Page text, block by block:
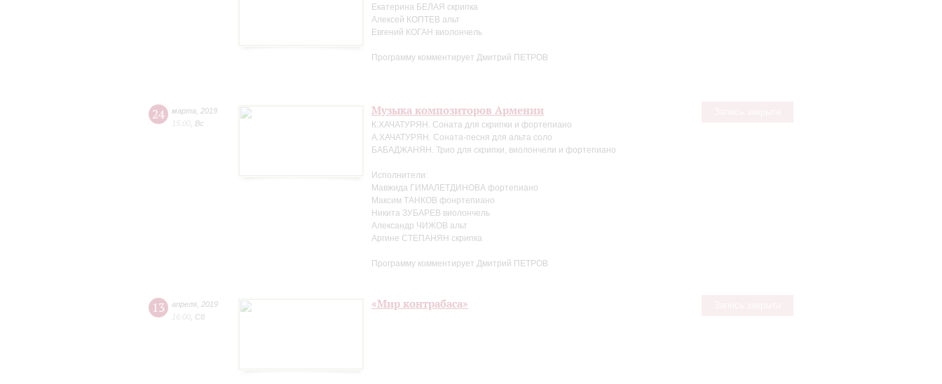
Екатерина БЕЛАЯ скрипка
Алексей КОПТЕВ альт
Евгений КОГАН виолончель
Программу комментирует Дмитрий ПЕТРОВ
24 марта
2019
15:00 Вс
Музыка композиторов Армении
К.ХАЧАТУРЯН. Соната для скрипки и фортепиано
А.ХАЧАТУРЯН. Соната-песня для альта соло
БАБАДЖАНЯН. Трио для скрипки, виолончели и фортепиано
Исполнители:
Мавжида ГИМАЛЕТДИНОВА фортепиано
Максим ТАНКОВ фонртепиано
Никита ЗУБАРЕВ виолончель
Александр ЧИЖОВ альт
Аргине СТЕПАНЯН скрипка
Программу комментирует Дмитрий ПЕТРОВ
13 апреля 2019
16:00 Сб
«Мир контрабаса»